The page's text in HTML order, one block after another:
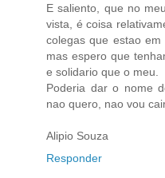
E saliento, que no
vista, é coisa
colegas que estao
mas espero que
e solidario que o meu.
Poderia dar o nome
nao quero, nao vou
Alipio Souza
Responder